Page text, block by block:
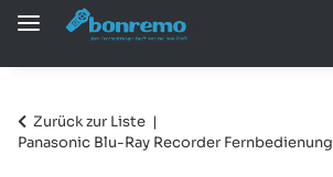
Zurück zur Liste
Panasonic Blu-Ray Recorder Fernbedienung